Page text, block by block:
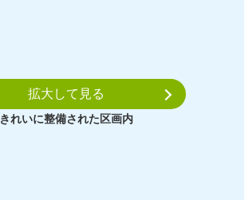
拡大して見る
きれいに整備された区画内